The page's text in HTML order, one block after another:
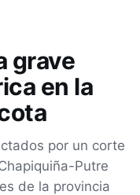
grave
en la
por un corte
Putre
de la provincia